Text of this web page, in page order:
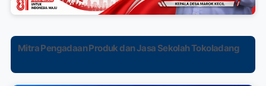
Mitra Pengadaan Produk dan Jasa Sekolah Tokoladang